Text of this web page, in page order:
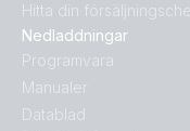
Nedladdningar
Programvara
Manualer
Datablad
Hitta din